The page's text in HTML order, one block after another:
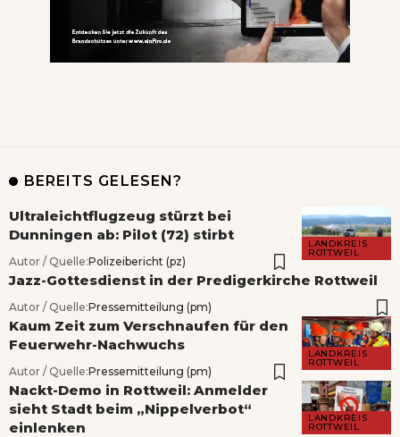
BEREITS GELESEN?
LANDKREIS
ROTTWEIL
Ultraleichtflugzeug stürzt bei
Dunningen ab: Pilot (72) stirbt
Autor / Quelle:Polizeibericht (pz)
Jazz-Gottesdienst in der Predigerkirche Rottweil
Autor / Quelle:Pressemitteilung (pm)
LANDKREIS
ROTTWEIL
Kaum Zeit zum Verschnaufen für den
Feuerwehr-Nachwuchs
Autor / Quelle:Pressemitteilung (pm)
LANDKREIS
ROTTWEIL
Nackt-Demo in Rottweil: Anmelder
sieht Stadt beim „Nippelverbot“
einlenken